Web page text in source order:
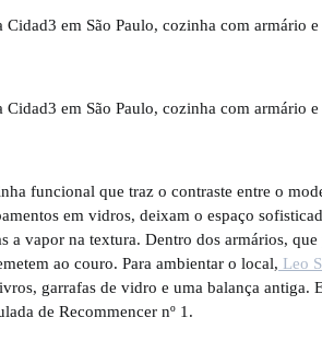
funcional que traz o contraste entre o
em vidros, deixam o espaço
a vapor na textura. Dentro dos armários,
ao couro. Para ambientar o local, Leo
garrafas de vidro e uma balança antiga.
de Recommencer nº 1.